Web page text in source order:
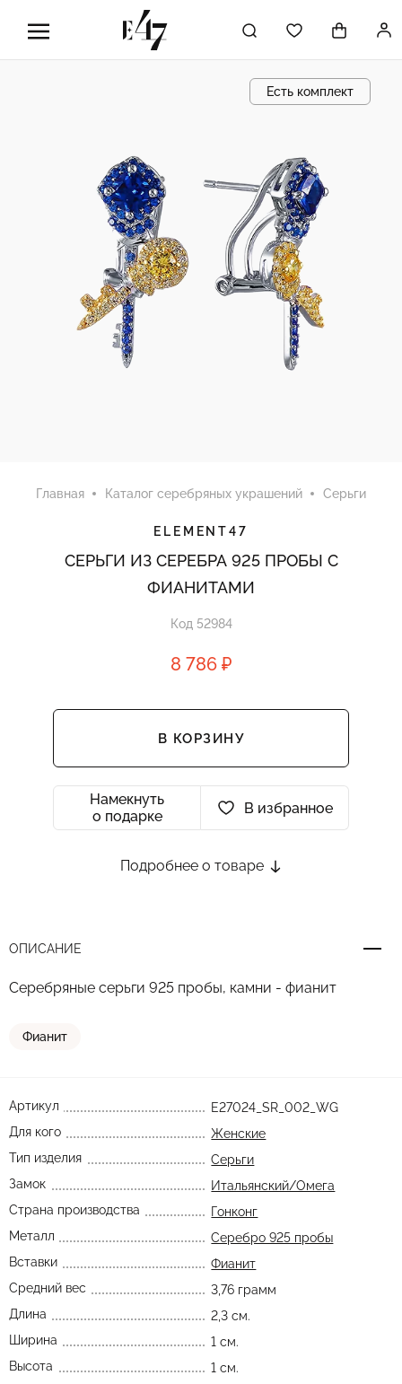
Есть комплект
Главная Каталог серебряных украшений Серьги
ELEMENT47
СЕРЬГИ ИЗ СЕРЕБРА 925 ПРОБЫ С
ФИАНИТАМИ
Код 52984
8 786 ₽
В КОРЗИНУ
Намекнуть
о подарке
В избранное
Подробнее о товаре
ОПИСАНИЕ
Серебряные серьги 925 пробы, камни - фианит
Фианит
Артикул
E27024_SR_002_WG
Для кого
Женские
Тип изделия
Серьги
Замок
Итальянский/Омега
Страна производства
Гонконг
Металл
Серебро 925 пробы
Вставки
Фианит
Средний вес
3,76 грамм
Длина
2,3 см.
Ширина
1 см.
Высота
1 см.